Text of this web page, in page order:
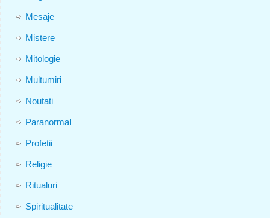
Mesaje
Mistere
Mitologie
Multumiri
Noutati
Paranormal
Profetii
Religie
Ritualuri
Spiritualitate